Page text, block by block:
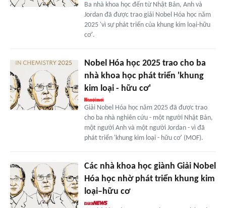
Ba nhà khoa học đến từ Nhật Bản, Anh và
Jordan đã được trao giải Nobel Hóa học năm
2025 'vì sự phát triển của khung kim loại-hữu
cơ'.
Nobel Hóa học 2025 trao cho ba
nhà khoa học phát triển 'khung
kim loại - hữu cơ'
Giải Nobel Hóa học năm 2025 đã được trao
cho ba nhà nghiên cứu - một người Nhật Bản,
một người Anh và một người Jordan - vì đã
phát triển 'khung kim loại - hữu cơ' (MOF).
Các nhà khoa học giành Giải Nobel
Hóa học nhờ phát triển khung kim
loại–hữu cơ